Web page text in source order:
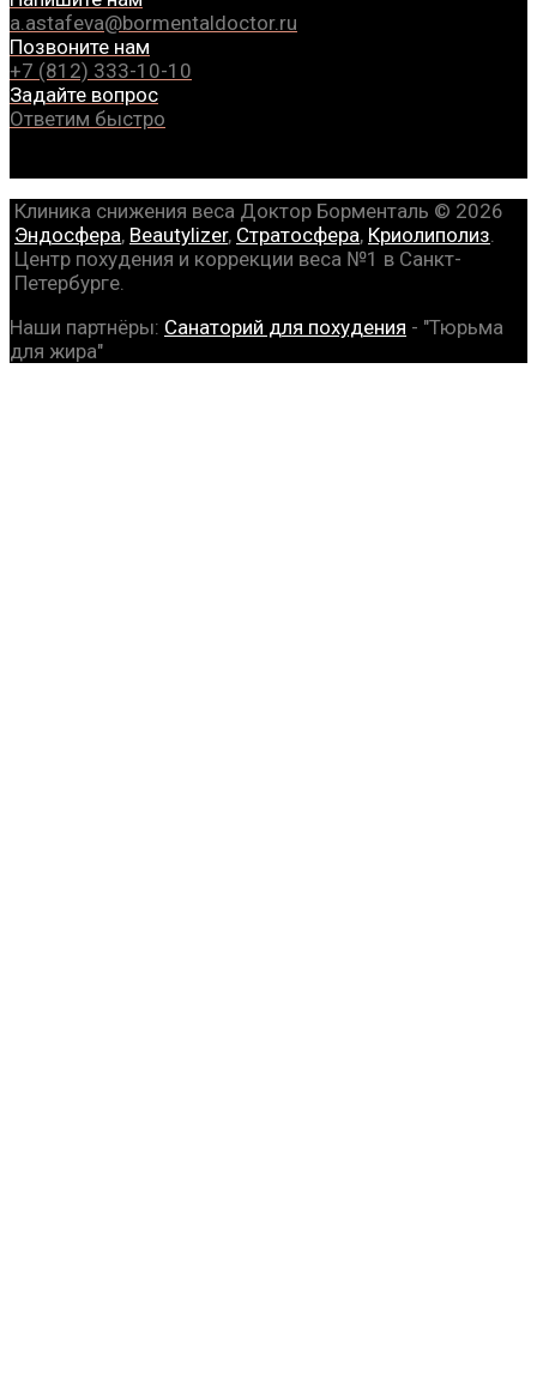
a.astafeva@bormentaldoctor.ru
Позвоните нам
+7 (812) 333-10-10
Задайте вопрос
Ответим быстро
Клиника снижения веса Доктор Борменталь © 2026
Эндосфера, Beautylizer, Стратосфера, Криолиполиз
Центр похудения и коррекции веса №1 в Санкт-
Петербурге.
Наши партнёры: Санаторий для похудения - "Тюрьма
для жира"